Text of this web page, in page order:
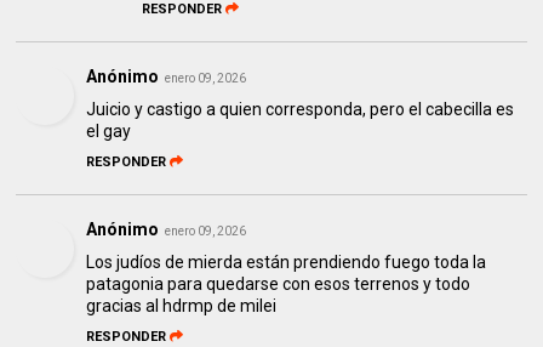
RESPONDER
Anónimo enero 09, 2026
Juicio y castigo a quien corresponda, pero el cabecilla es
el gay
RESPONDER
Anónimo enero 09, 2026
Los judíos de mierda están prendiendo fuego toda la
patagonia para quedarse con esos terrenos y todo
gracias al hdrmp de milei
RESPONDER